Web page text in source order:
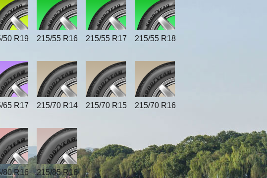
50 R19 215/55 R16 215/55 R17 215/55 R18
65 R17 215/70 R14 215/70 R15 215/70 R16
80 R16 215/85 R16